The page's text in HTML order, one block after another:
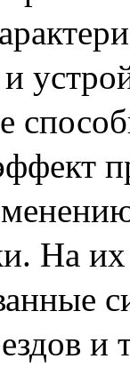
На
и